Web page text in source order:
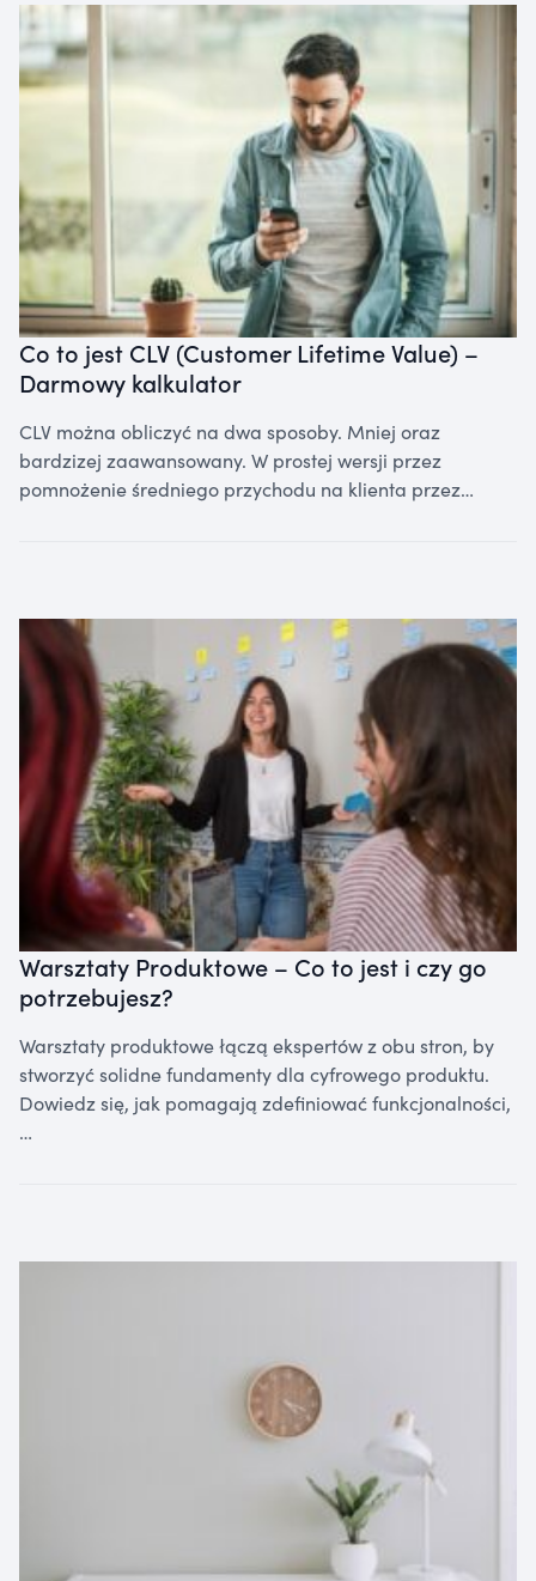
Co to jest CLV (Customer Lifetime Value) –
Darmowy kalkulator
CLV można obliczyć na dwa sposoby. Mniej oraz
bardzizej zaawansowany. W prostej wersji przez
pomnożenie średniego przychodu na klienta przez…
Warsztaty Produktowe – Co to jest i czy go
potrzebujesz?
Warsztaty produktowe łączą ekspertów z obu stron, by
stworzyć solidne fundamenty dla cyfrowego produktu.
Dowiedz się, jak pomagają zdefiniować funkcjonalności,
…